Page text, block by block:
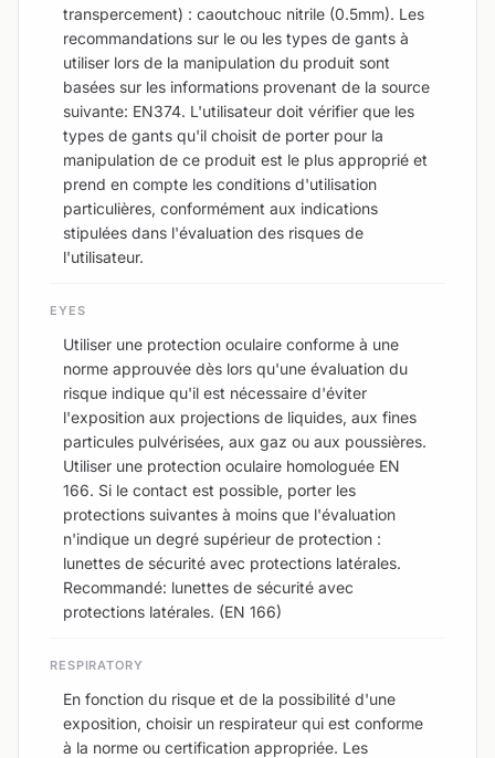
transpercement) : caoutchouc nitrile (0.5mm). Les
recommandations sur le ou les types de gants à
utiliser lors de la manipulation du produit sont
basées sur les informations provenant de la source
suivante: EN374. L'utilisateur doit vérifier que les
types de gants qu'il choisit de porter pour la
manipulation de ce produit est le plus approprié et
prend en compte les conditions d'utilisation
particulières, conformément aux indications
stipulées dans l'évaluation des risques de
l'utilisateur.
EYES
Utiliser une protection oculaire conforme à une
norme approuvée dès lors qu'une évaluation du
risque indique qu'il est nécessaire d'éviter
l'exposition aux projections de liquides, aux fines
particules pulvérisées, aux gaz ou aux poussières.
Utiliser une protection oculaire homologuée EN
166. Si le contact est possible, porter les
protections suivantes à moins que l'évaluation
n'indique un degré supérieur de protection :
lunettes de sécurité avec protections latérales.
Recommandé: lunettes de sécurité avec
protections latérales. (EN 166)
RESPIRATORY
En fonction du risque et de la possibilité d'une
exposition, choisir un respirateur qui est conforme
à la norme ou certification appropriée. Les